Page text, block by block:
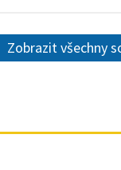
Zobrazit všechny